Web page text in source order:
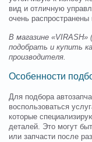
вид и отличную
очень
В магазине
подобрать и купить
производителя.
Особенности
Для подбора
воспользоваться
которые
деталей. Это могут
или запчасти после